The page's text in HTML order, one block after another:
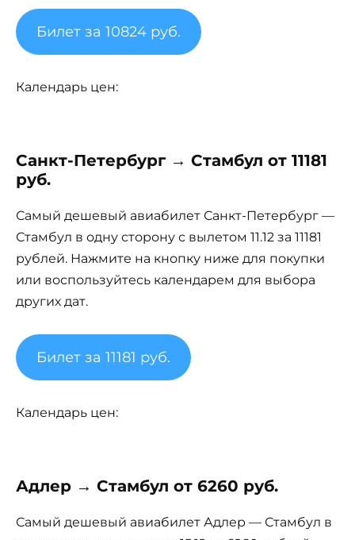
Билет за 10824 руб.
Календарь цен:
Санкт-Петербург → Стамбул от 11181
руб.
Самый дешевый авиабилет Санкт-Петербург —
Стамбул в одну сторону с вылетом 11.12 за 11181
рублей. Нажмите на кнопку ниже для покупки
или воспользуйтесь календарем для выбора
других дат.
Билет за 11181 руб.
Календарь цен:
Адлер → Стамбул от 6260 руб.
Самый дешевый авиабилет Адлер — Стамбул в